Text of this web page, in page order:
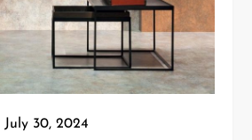
July 30, 2024